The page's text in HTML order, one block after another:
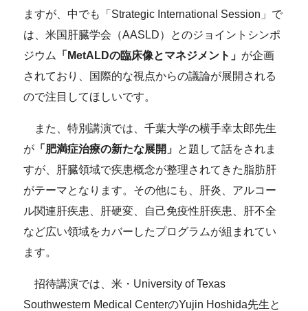
ますが、中でも「Strategic International Session」で
は、米国肝臓学会（AASLD）とのジョイントシンポ
ジウム
「MetALDの臨床像とマネジメント」 が企画
されており、国際的な視点からの議論が展開される
ので注目してほしいです。
また、特別講演では、千葉大学の横手幸太郎先生
が 「肥満症治療の新たな展開」 と題して話をされま
すが、肝臓領域で疾患概念が整理されてきた脂肪肝
がテーマとなります。その他にも、肝炎、アルコー
ル関連肝疾患、肝硬変、自己免疫性肝疾患、肝不全
など広い領域をカバーしたプログラムが組まれてい
ます。
招待講演では、米・University of Texas
Southwestern Medical CenterのYujin Hoshida先生と